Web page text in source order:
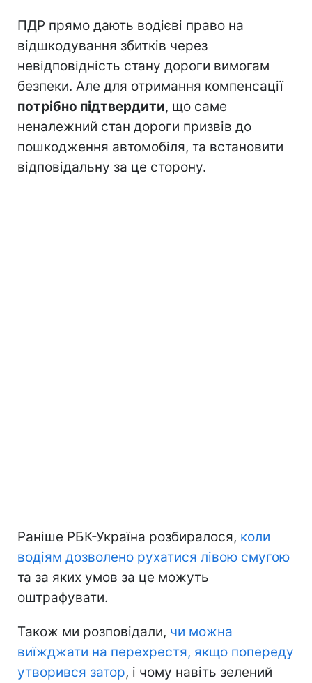
ПДР прямо дають водієві право на
відшкодування збитків через
невідповідність стану дороги вимогам
безпеки. Але для отримання компенсації
потрібно підтвердити, що саме
неналежний стан дороги призвів до
пошкодження автомобіля, та встановити
відповідальну за це сторону.
Раніше РБК-Україна розбиралося, коли
водіям дозволено рухатися лівою смугою
та за яких умов за це можуть
оштрафувати.
Також ми розповідали, чи можна
виїжджати на перехрестя, якщо попереду
утворився затор, і чому навіть зелений